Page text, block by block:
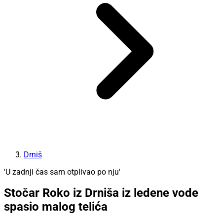
Drniš
'U zadnji čas sam otplivao po nju'
Stočar Roko iz Drniša iz ledene vode
spasio malog telića